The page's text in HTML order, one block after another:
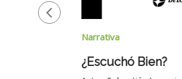
Narrativa
¿Escuchó Bien?